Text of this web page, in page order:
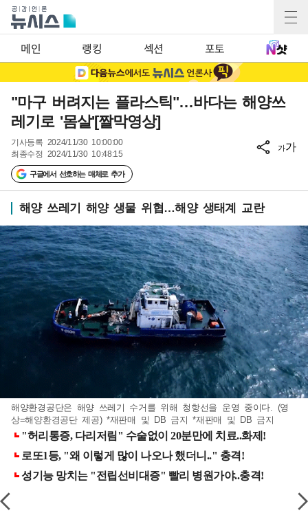
메인 랭킹 섹션 포토
"마구 버려지는 플라스틱"…바다는 해양쓰
레기로 '몸살'[짤막영상]
기사등록 2024/11/30 10:00:00
최종수정 2024/11/30 10:48:15
구글에서 선호하는 매체로 추가
가가
해양 쓰레기 해양 생물 위협…해양 생태계 교란
해양환경공단은 해양 쓰레기 수거를 위해 청항선을 운영 중이다. (영
상=해양환경공단 제공) *재판매 및 DB 금지 *재판매 및 DB 금지